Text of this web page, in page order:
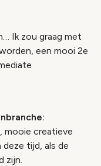
Ik zou graag met
een mooi 2e
mooie creatieve
tijd, als de
zijn.